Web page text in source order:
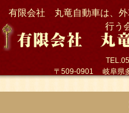
有限会社 丸竜自動車は、外
行う
〒509-0901 岐阜県